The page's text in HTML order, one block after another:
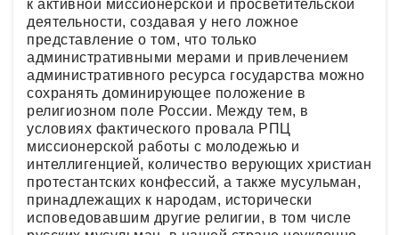
к активной миссионерской и просветительской
деятельности, создавая у него ложное
представление о том, что только
административными мерами и привлечением
административного ресурса государства можно
сохранять доминирующее положение в
религиозном поле России. Между тем, в
условиях фактического провала РПЦ
миссионерской работы с молодежью и
интеллигенцией, количество верующих христиан
протестантских конфессий, а также мусульман,
принадлежащих к народам, исторически
исповедовавшим другие религии, в том числе